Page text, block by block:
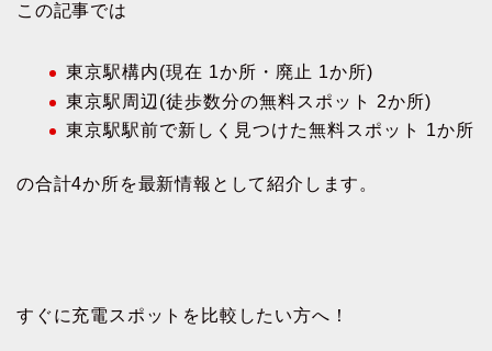
この記事では
東京駅構内(現在 1か所・廃止 1か所)
東京駅周辺(徒歩数分の無料スポット 2か所)
東京駅駅前で新しく見つけた無料スポット 1か所
の合計4か所を最新情報として紹介します。
すぐに充電スポットを比較したい方へ！